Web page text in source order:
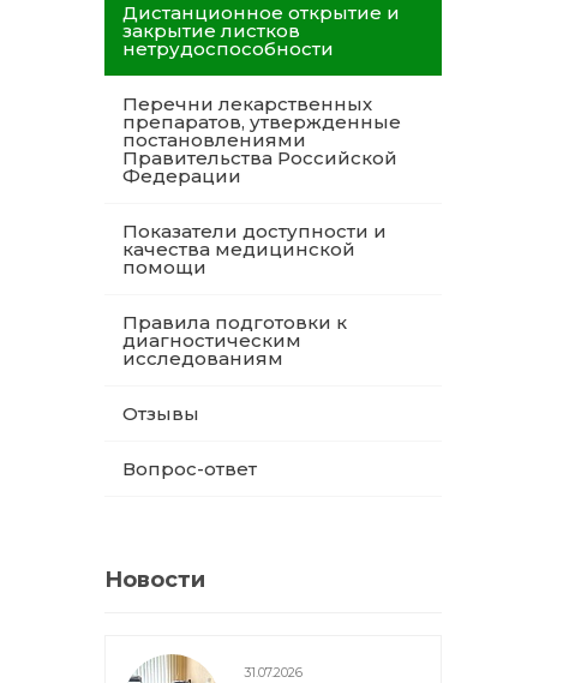
Дистанционное открытие и
закрытие листков
нетрудоспособности
Перечни лекарственных
препаратов, утвержденные
постановлениями
Правительства Российской
Федерации
Показатели доступности и
качества медицинской
помощи
Правила подготовки к
диагностическим
исследованиям
Отзывы
Вопрос-ответ
Новости
31.07.2026